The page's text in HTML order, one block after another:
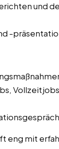
und
-
eng mit